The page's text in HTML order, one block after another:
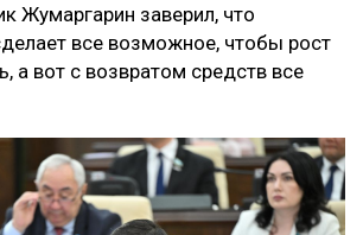
Жумаргарин заверил, что
все возможное, чтобы рост
а вот с возвратом средств все